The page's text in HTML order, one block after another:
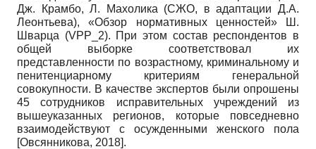
Дж. Крамбо, Л. Махолика (СЖО, в адаптации Д.А.
Леонтьева), «Обзор нормативных ценностей» Ш.
Шварца (VPP_2). При этом состав респондентов в
общей выборке соответствовал их
представленности по возрастному, криминальному и
пенитенциарному критериям генеральной
совокупности. В качестве экспертов были опрошены
45 сотрудников исправительных учреждений из
вышеуказанных регионов, которые повседневно
взаимодействуют с осужденными женского пола
[Овсянникова, 2018].